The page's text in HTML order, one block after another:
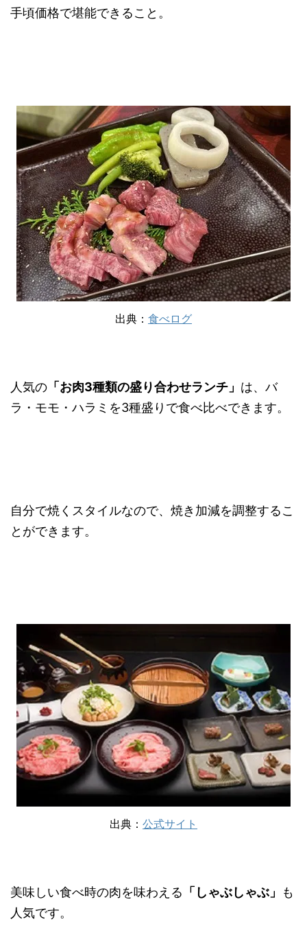
手頃価格で堪能できること。
出典： 食べログ
人気の 「お肉3種類の盛り合わせランチ」 は、バ
ラ・モモ・ハラミを3種盛りで食べ比べできます。
自分で焼くスタイルなので、焼き加減を調整するこ
とができます。
出典： 公式サイト
美味しい食べ時の肉を味わえる 「しゃぶしゃぶ」
も
人気です。